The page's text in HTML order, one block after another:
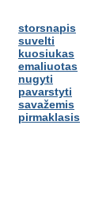
storsnapis
suvelti
kuosiukas
emaliuotas
nugyti
pavarstyti
savažemis
pirmaklasis